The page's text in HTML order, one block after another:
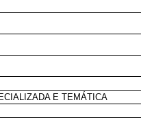
E TEMÁTICA